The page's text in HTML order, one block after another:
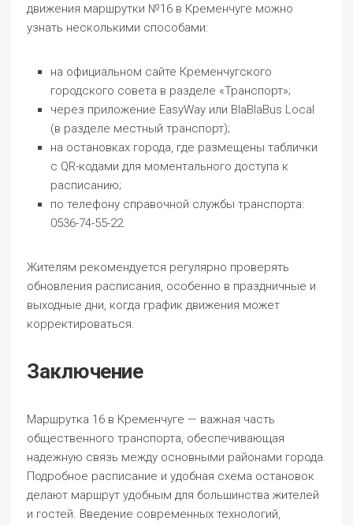
движения маршрутки №16 в Кременчуге можно
узнать несколькими способами:
на официальном сайте Кременчугского
городского совета в разделе «Транспорт»;
через приложение EasyWay или BlaBlaBus Local
(в разделе местный транспорт);
на остановках города, где размещены таблички
с QR-кодами для моментального доступа к
расписанию;
по телефону справочной службы транспорта:
0536-74-55-22.
Жителям рекомендуется регулярно проверять
обновления расписания, особенно в праздничные и
выходные дни, когда график движения может
корректироваться.
Заключение
Маршрутка 16 в Кременчуге — важная часть
общественного транспорта, обеспечивающая
надежную связь между основными районами города.
Подробное расписание и удобная схема остановок
делают маршрут удобным для большинства жителей
и гостей. Введение современных технологий,